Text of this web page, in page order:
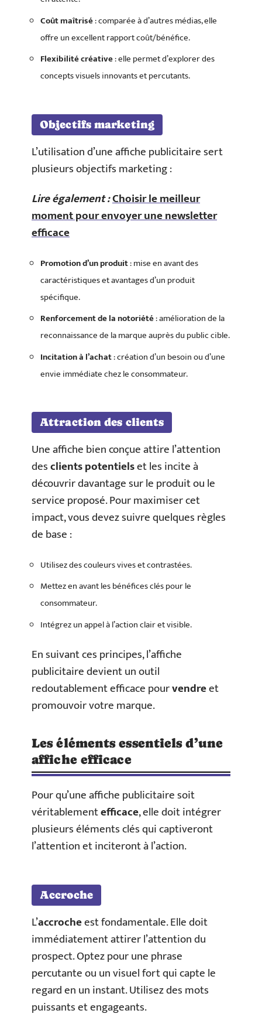
Coût maîtrisé: comparée à d’autres médias, elle
offre un excellent rapport coût/bénéfice.
Flexibilité créative: elle permet d’explorer des
concepts visuels innovants et percutants.
Objectifs marketing
L’utilisation d’une affiche publicitaire sert
plusieurs objectifs marketing :
Lire également :Choisir le meilleur
moment pour envoyer une newsletter
efficace
Promotion d’un produit: mise en avant des
caractéristiques et avantages d’un produit
spécifique.
Renforcement de la notoriété: amélioration de la
reconnaissance de la marque auprès du public cible.
Incitation à l’achat: création d’un besoin ou d’une
envie immédiate chez le consommateur.
Attraction des clients
Une affiche bien conçue attire l’attention
desclients potentielset les incite à
découvrir davantage sur le produit ou le
service proposé. Pour maximiser cet
impact, vous devez suivre quelques règles
de base :
Utilisez des couleurs vives et contrastées.
Mettez en avant les bénéfices clés pour le
consommateur.
Intégrez un appel à l’action clair et visible.
En suivant ces principes, l’affiche
publicitaire devient un outil
redoutablement efficace pourvendreet
promouvoir votre marque.
Les éléments essentiels d’une
affiche efficace
Pour qu’une affiche publicitaire soit
véritablementefficace, elle doit intégrer
plusieurs éléments clés qui captiveront
l’attention et inciteront à l’action.
Accroche
L’accrocheest fondamentale. Elle doit
immédiatement attirer l’attention du
prospect. Optez pour une phrase
percutante ou un visuel fort qui capte le
regard en un instant. Utilisez des mots
puissants et engageants.